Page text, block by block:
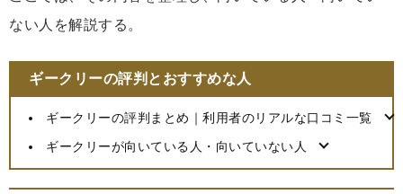
ない人を解説する。
ギークリーの評判とおすすめな人
ギークリーの評判まとめ｜利用者のリアルな口コミ一覧
ギークリーが向いている人・向いていない人